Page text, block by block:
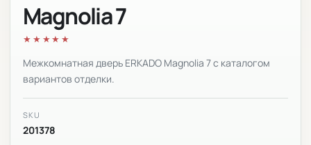
Magnolia 7
★★★★★
Межкомнатная дверь ERKADO Magnolia 7 с каталогом
вариантов отделки.
SKU
201378